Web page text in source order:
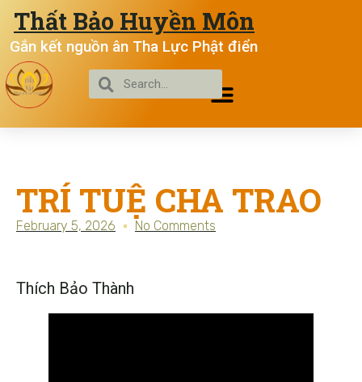
Thất Bảo Huyền Môn
Gắn kết nguồn ân Tha Lực Phật điển
TRÍ TUỆ CHA TRAO
February 5, 2026 No Comments
Thích Bảo Thành